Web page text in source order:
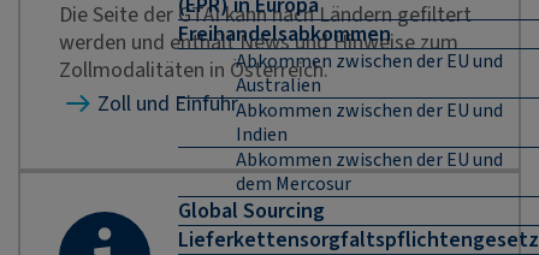
Freihandelsabkommen
Abkommen zwischen der EU und
Australien
Abkommen zwischen der EU und
Indien
Abkommen zwischen der EU und
dem Mercosur
Global Sourcing
Lieferkettensorgfaltspflichtengesetz
Die Seite der GTAI kann nach Ländern gefiltert
werden und enthält News und Hinweise zum
Zollmodalitäten in Österreich.
Zoll und Einfuhr